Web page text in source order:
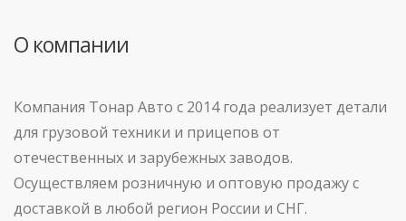
О компании
Компания Тонар Авто с 2014 года реализует детали
для грузовой техники и прицепов от
отечественных и зарубежных заводов.
Осуществляем розничную и оптовую продажу с
доставкой в любой регион России и СНГ.